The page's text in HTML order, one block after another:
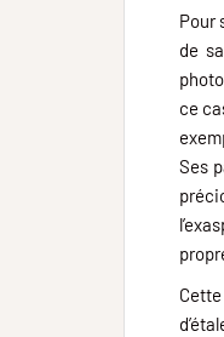
Pour
de
ce
Ses